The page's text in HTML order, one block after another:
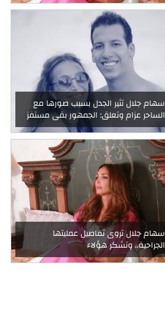
سهام جلال تثير الجدل بسبب صورها مع
الساحر عزام وتعلق: الجمهور بقى مستفز
سهام جلال تروى تفاصيل عمليتها
الجراحية.. وتشكر هؤلاء